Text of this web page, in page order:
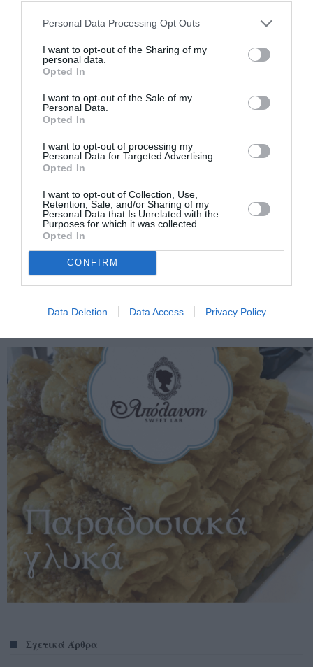
Personal Data Processing Opt Outs
I want to opt-out of the Sharing of my
personal data.
Opted In
I want to opt-out of the Sale of my
Personal Data.
Opted In
I want to opt-out of processing my
Personal Data for Targeted Advertising.
Opted In
I want to opt-out of Collection, Use,
Retention, Sale, and/or Sharing of my
Personal Data that Is Unrelated with the
Purposes for which it was collected.
Opted In
CONFIRM
Data Deletion Data Access Privacy Policy
Σχετικά Άρθρα